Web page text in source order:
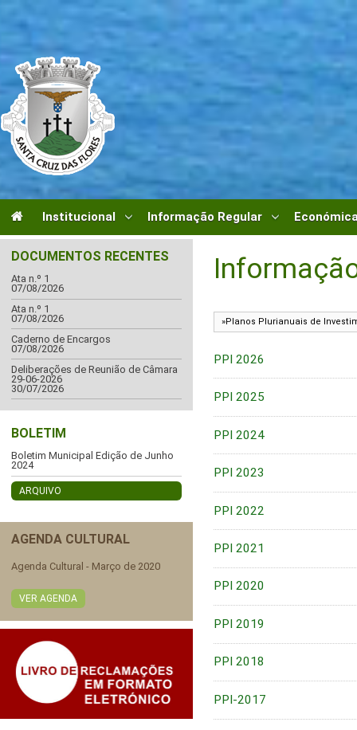
Institucional Informação Regular
DOCUMENTOS RECENTES
Ata n.º 1
07/08/2026
Ata n.º 1
07/08/2026
Caderno de Encargos
07/08/2026
Deliberações de Reunião de Câmara
29-06-2026
30/07/2026
BOLETIM
Boletim Municipal Edição de Junho
2024
ARQUIVO
AGENDA CULTURAL
Agenda Cultural - Março de 2020
VER AGENDA
PPI 2026
PPI 2025
PPI 2024
PPI 2023
PPI 2022
PPI 2021
PPI 2020
PPI 2019
PPI 2018
PPI-2017